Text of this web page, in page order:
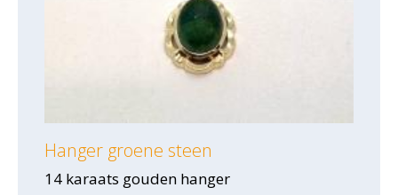
Hanger groene steen
14 karaats gouden hanger